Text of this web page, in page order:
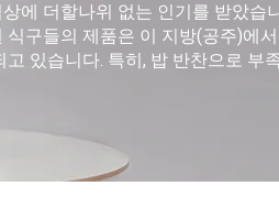
에 더할나위 없는 인기를 받았습
식구들의 제품은 이 지방(공주)에
있습니다. 특히, 밥 반찬으로 부